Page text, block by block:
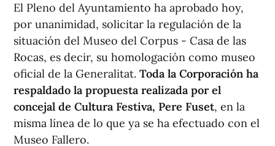
El Pleno del Ayuntamiento ha aprobado hoy,
por unanimidad, solicitar la regulación de la
situación del Museo del Corpus - Casa de las
Rocas, es decir, su homologación como museo
oficial de la Generalitat. Toda la Corporación ha
respaldado la propuesta realizada por el
concejal de Cultura Festiva, Pere Fuset, en la
misma línea de lo que ya se ha efectuado con el
Museo Fallero.